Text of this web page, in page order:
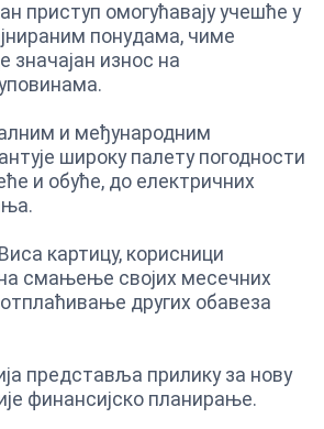
приступ омогућавају учешће у
понудама, чиме
значајан износ на
и међународним
широку палету погодности
и обуће, до електричних
картицу, корисници
смањење својих месечних
других обавеза
представља прилику за нову
финансијско планирање.